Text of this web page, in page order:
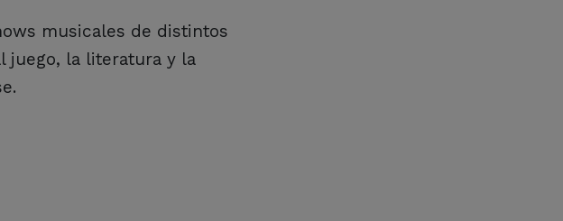
musicales de distintos
juego, la literatura y la